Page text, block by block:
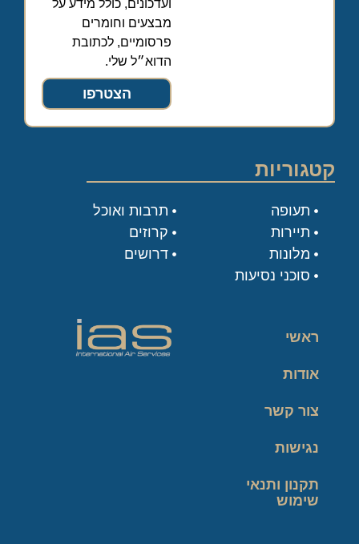
ועדכונים, כולל מידע על
מבצעים וחומרים
פרסומיים, לכתובת
הדוא״ל שלי.
הצטרפו
קטגוריות
תעופה
תיירות
מלונות
סוכני נסיעות
תרבות ואוכל
קרוזים
דרושים
ראשי
אודות
צור קשר
נגישות
תקנון ותנאי
שימוש